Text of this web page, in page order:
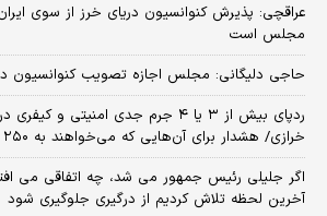
عراقچی: پذیرش کنوانسیون دریای خرز از سوی
مجلس است
حاجی دلیگانی: مجلس اجازه تصویب کنوانسیون
ردپای بیش از ۳ یا ۴ جرم جدی امنیتی
خرازی/ هشدار برای آن‌هایی که می‌خواهند به ۲۵۰ هزار نفر بپیوندند
اگر جلیلی رئیس جمهور می شد، چه اتفاقی می
آخرین لحظه تلاش کردیم از درگیری جلوگیری شود